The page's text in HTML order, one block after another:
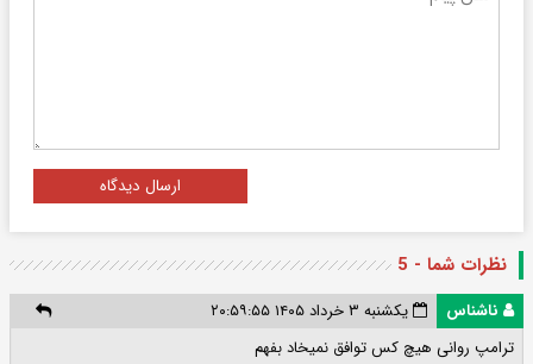
ارسال دیدگاه
نظرات شما - 5
ناشناس
یکشنبه ۳ خرداد ۱۴۰۵ ۲۰:۵۹:۵۵
ترامپ روانی هیچ کس توافق نمیخاد بفهم